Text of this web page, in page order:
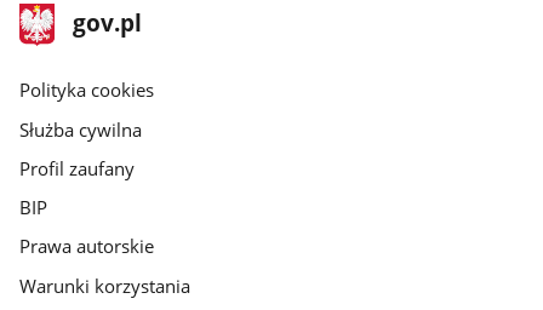
stopka
gov.pl
Strona
gov.pl
gov.pl
Polityka cookies
Służba cywilna
Profil zaufany
BIP
Prawa autorskie
Warunki korzystania